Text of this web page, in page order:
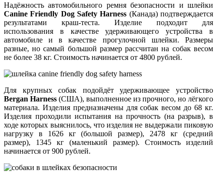
Надёжность автомобильного ремня безопасности и шлейки
Canine Friendly Dog Safety Harness (Канада) подтверждается
результатами краш-теста. Изделие подходит для
использования в качестве удерживающего устройства в
автомобиле и в качестве прогулочной шлейки. Размеры
разные, но самый большой размер рассчитан на собак весом
не более 38 кг. Стоимость начинается от 4800 рублей.
Для крупных собак подойдёт удерживающее устройство
Bergan Harness (США), выполненное из прочного, но лёгкого
материала. Изделия предназначены для собак весом до 68 кг.
Изделия проходили испытания на прочность (на разрыв), в
ходе которых выяснилось, что изделия не выдержали пиковую
нагрузку в 1626 кг (большой размер), 2478 кг (средний
размер), 1345 кг (маленький размер). Стоимость изделий
начинается от 900 рублей.